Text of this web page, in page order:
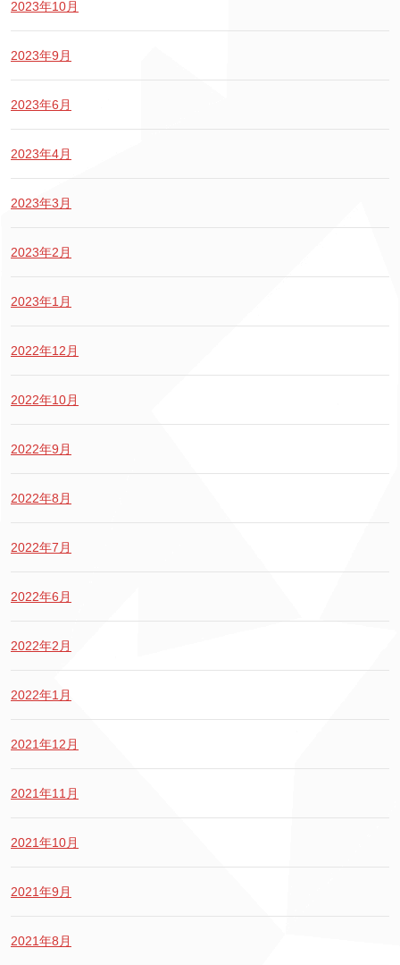
2023年10月
2023年9月
2023年6月
2023年4月
2023年3月
2023年2月
2023年1月
2022年12月
2022年10月
2022年9月
2022年8月
2022年7月
2022年6月
2022年2月
2022年1月
2021年12月
2021年11月
2021年10月
2021年9月
2021年8月